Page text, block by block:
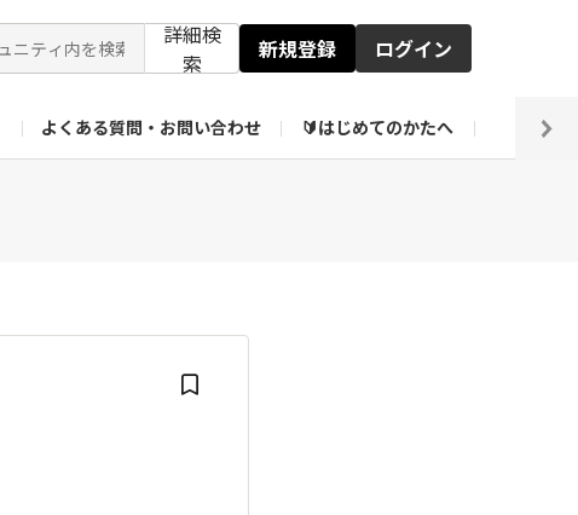
詳細検
索
新規登録 ログイン
よくある質問・お問い合わせ 🔰はじめてのかたへ 編集